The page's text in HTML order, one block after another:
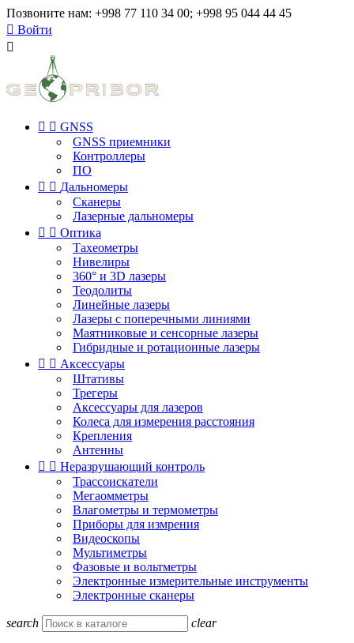
Позвоните нам: +998 77 110 34 00; +998 95 044 44 45
 Войти

  GNSS
GNSS приемники
Контроллеры
ПО
  Дальномеры
Сканеры
Лазерные дальномеры
  Оптика
Тахеометры
Нивелиры
360° и 3D лазеры
Теодолиты
Линейные лазеры
Лазеры с поперечными линиями
Маятниковые и сенсорные лазеры
Гибридные и ротационные лазеры
  Аксессуары
Штативы
Трегеры
Аксессуары для лазеров
Колеса для измерения расстояния
Крепления
Антенны
  Неразрушающий контроль
Трассоискатели
Мегаомметры
Влагометры и термометры
Приборы для измрения
Видеоскопы
Мультиметры
Фазовые и вольтметры
Электронные измерительные инструменты
Электронные сканеры
search clear